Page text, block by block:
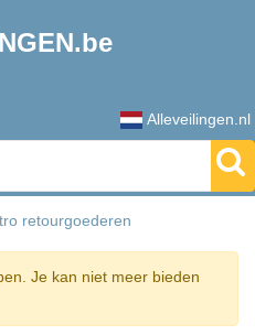
Alleveilingen.nl
retourgoederen
Je kan niet meer bieden